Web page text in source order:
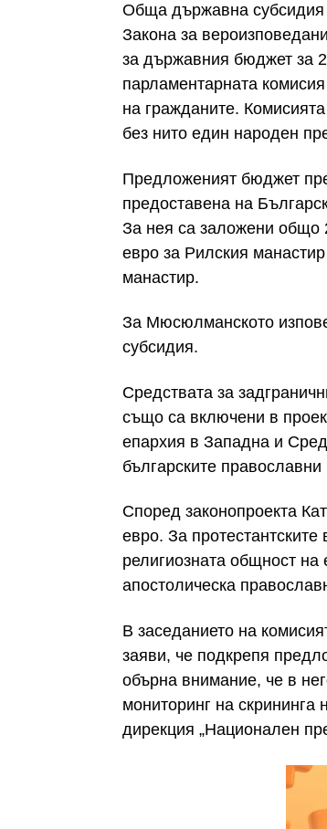
Обща държавна субсидия
Закона за
за държавния бюджет за
парламентарната
на гражданите. Комисията
без нито един народен
Предложеният бюджет
предоставена на
За нея са заложени общо
евро за Рилския
манастир.
За Мюсюлманското
субсидия.
Средствата за
също са включени в
епархия в Западна и
българските
Според законопроекта
евро. За
религиозната общност
апостолическа
В заседанието на
заяви, че подкрепя
обърна внимание, че в
мониторинг на
дирекция „Национален